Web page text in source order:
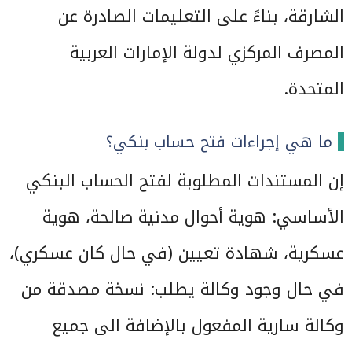
الشارقة، بناءً على التعليمات الصادرة عن
المصرف المركزي لدولة الإمارات العربية
المتحدة.
ما هي إجراءات فتح حساب بنكي؟
إن المستندات المطلوبة لفتح الحساب البنكي
الأساسي: هوية أحوال مدنية صالحة، هوية
عسكرية، شهادة تعيين (في حال كان عسكري)،
في حال وجود وكالة يطلب: نسخة مصدقة من
وكالة سارية المفعول بالإضافة الى جميع